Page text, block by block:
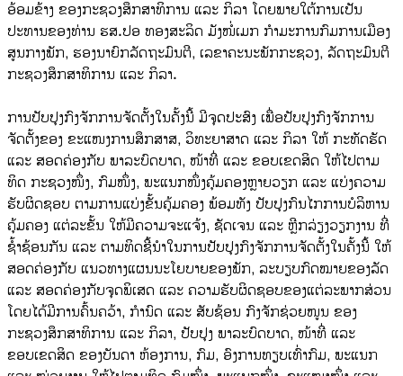
ອ້ອມຂ້າງ ຂອງກະຊວງສຶກສາທິການ ແລະ ກິລາ ໂດຍພາຍໃຕ້ການເປັນ
ປະທານຂອງທ່ານ ຮສ.ປອ ທອງສະລິດ ມັງໜໍ່ເມກ ກໍາມະການກົມການເມືອງ
ສູນກາງພັກ, ຮອງນາຍົກລັດຖະມົນຕີ, ເລຂາຄະນະພັກກະຊວງ, ລັດຖະມົນຕີ
ກະຊວງສຶກສາທິການ ແລະ ກິລາ.
ການປັບປຸງກົງຈັກການຈັດຕັ້ງໃນຄັ້ງນີ້ ມີຈຸດປະສົງ ເພື່ອ​ປັບ​ປຸງກົງຈັກການ
ຈັດຕັ້ງຂອງ ຂະ​ແໜງ​ການ​ສຶກ​ສາສ, ວິທະຍາສາດ ແລະ ກິ​ລາ ​ໃຫ້ ກະທັດຮັດ
ແລະ ສອດຄ່ອງກັບ ພາລະບົດບາດ, ໜ້າທີ່ ແລະ ຂອບເຂດສິດ ໃຫ້ໄປຕາມ
ທິດ ກະຊວງໜຶ່ງ, ກົມໜຶ່ງ, ພະແນກໜຶ່ງຄຸ້ມຄອງຫຼາຍວຽກ ແລະ ແບ່ງຄວາມ
ຮັບຜິດຊອບ ຕາມການແບ່ງຂັ້ນຄຸ້ມຄອງ ພ້ອມທັງ ​​ປັບປຸງກົນໄກການບໍລິຫານ
ຄຸ້ມຄອງ ແຕ່ລະຂັ້ນ ໃຫ້ມີຄວາມຈະແຈ້ງ, ຊັດເຈນ ແລະ ຫຼີກລ່ຽງວຽກງານ ທີ່
ຊ້ຳຊ້ອນກັນ ແລະ ຕາມທິດຊີ້ນໍາໃນການປັບປຸງກົງຈັກການຈັດຕັ້ງໃນຄັ້ງນີ້ ໃຫ້
ສອດຄ່ອງກັບ ແນວທາງແຜນນະໂຍບາຍຂອງພັກ, ລະບຽບກົດໝາຍຂອງລັດ
ແລະ ສອດຄ່ອງກັບຈຸດພິເສດ ແລະ ຄວາມຮັບຜິດຊອບຂອງແຕ່ລະພາກສ່ວນ
ໂດຍໄດ້ມີການຄົ້ນຄວ້າ, ກໍານົດ ແລະ ສັບຊ້ອນ ກົງຈັກຊ່ວຍໜູນ ຂອງ
ກະຊວງສຶກສາທິການ ແລະ ກິລາ, ປັບປຸງ ພາລະບົດບາດ, ໜ້າທີ່ ແລະ
ຂອບເຂດສິດ ຂອງບັນດາ ຫ້ອງການ, ກົມ, ອົງການທຽບເທົ່າກົມ, ພະແນກ